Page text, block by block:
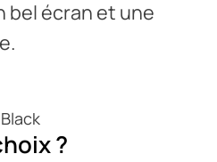
bel écran et une
?